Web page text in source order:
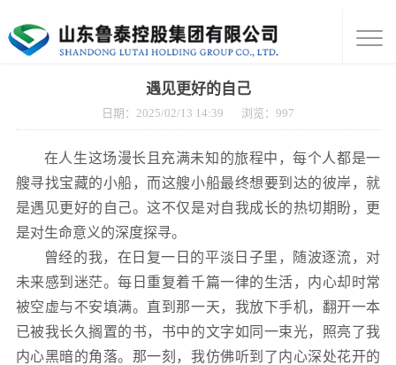
遇见更好的自己
日期：2025/02/13 14:39 浏览： 997
在人生这场漫长且充满未知的旅程中，每个人都是一
艘寻找宝藏的小船，而这艘小船最终想要到达的彼岸，就
是遇见更好的自己。这不仅是对自我成长的热切期盼，更
是对生命意义的深度探寻。
曾经的我，在日复一日的平淡日子里，随波逐流，对
未来感到迷茫。每日重复着千篇一律的生活，内心却时常
被空虚与不安填满。直到那一天，我放下手机，翻开一本
已被我长久搁置的书，书中的文字如同一束光，照亮了我
内心黑暗的角落。那一刻，我仿佛听到了内心深处花开的